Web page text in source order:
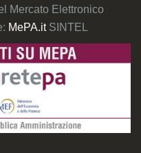
Mercato Elettronico
MePA.it SINTEL